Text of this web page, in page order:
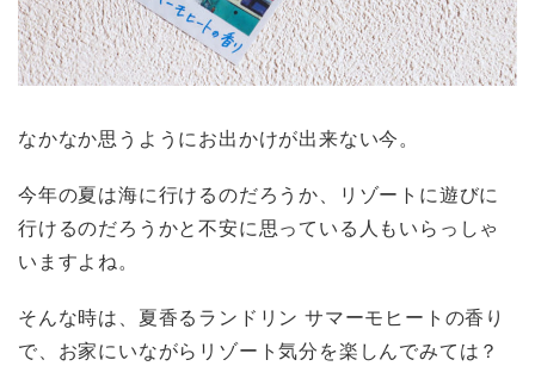
なかなか思うようにお出かけが出来ない今。
今年の夏は海に行けるのだろうか、リゾートに遊びに
行けるのだろうかと不安に思っている人もいらっしゃ
いますよね。
そんな時は、夏香るランドリン サマーモヒートの香り
で、お家にいながらリゾート気分を楽しんでみては？